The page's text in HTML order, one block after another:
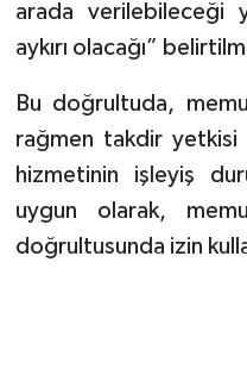
arada verilebileceği
aykırı olacağı”
Bu doğrultuda,
rağmen takdir yetkisi
hizmetinin işleyiş
uygun olarak,
doğrultusunda izin